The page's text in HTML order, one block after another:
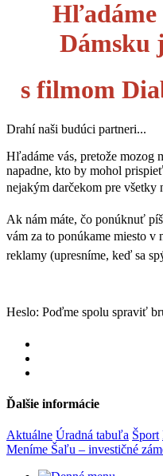
Hľadáme
Dámsku
s filmom
Drahí naši budúci partneri...
Hľadáme vás, pretože mozog
napadne, kto by mohol
nejakým darčekom pre
Ak nám máte, čo ponúknuť
vám za to ponúkame miesto
reklamy (upresníme, keď sa
Heslo: Poďme spolu spraviť
Ďalšie informácie
Aktuálne Úradná tabuľa Šport
Meníme Šaľu – investičné